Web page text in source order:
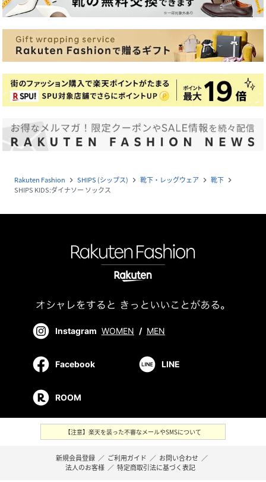
Rakuten Fashion navigate_next SHIPS (シップス) navigate_next 靴下・レッグウェア navigate_next 靴下 navigate_next
SHIPS KIDS:ダイナソー ソックス
Instagram WOMEN / MEN
Facebook LINE
ROOM
【注意】楽天を装った不審なメールやSMSについて
新規会員登録 ／ ご利用ガイド ／ お問い合わせ ／
法人のお客様 ／ 特定商取引法に基づく表記